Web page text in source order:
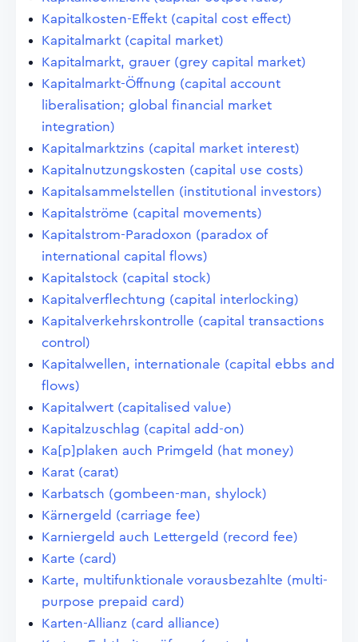
Kapitalkosten-Effekt (capital cost effect)
Kapitalmarkt (capital market)
Kapitalmarkt, grauer (grey capital market)
Kapitalmarkt-Öffnung (capital account
liberalisation; global financial market
integration)
Kapitalmarktzins (capital market interest)
Kapitalnutzungskosten (capital use costs)
Kapitalsammelstellen (institutional investors)
Kapitalströme (capital movements)
Kapitalstrom-Paradoxon (paradox of
international capital flows)
Kapitalstock (capital stock)
Kapitalverflechtung (capital interlocking)
Kapitalverkehrskontrolle (capital transactions
control)
Kapitalwellen, internationale (capital ebbs and
flows)
Kapitalwert (capitalised value)
Kapitalzuschlag (capital add-on)
Ka[p]plaken auch Primgeld (hat money)
Karat (carat)
Karbatsch (gombeen-man, shylock)
Kärnergeld (carriage fee)
Karniergeld auch Lettergeld (record fee)
Karte (card)
Karte, multifunktionale vorausbezahlte (multi-
purpose prepaid card)
Karten-Allianz (card alliance)